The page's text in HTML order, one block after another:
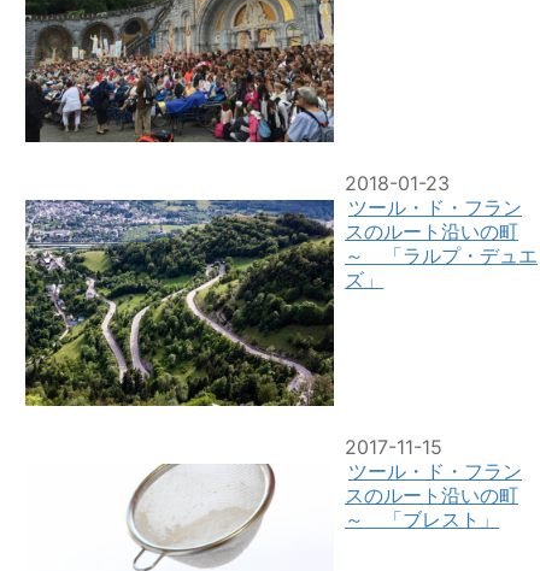
2018-01-23
ツール・ド・フラン
スのルート沿いの町
～ 「ラルプ・デュエ
ズ」
2017-11-15
ツール・ド・フラン
スのルート沿いの町
～ 「ブレスト」